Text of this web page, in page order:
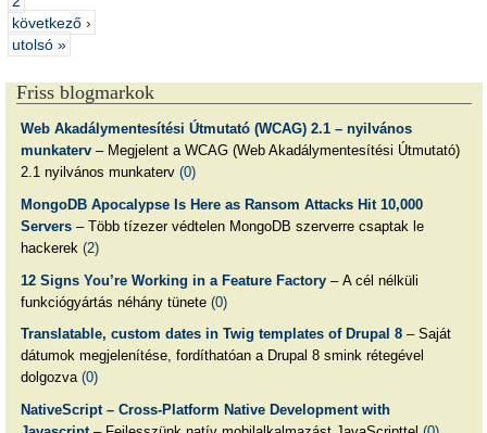
következő ›
utolsó »
Friss blogmarkok
Web Akadálymentesítési Útmutató (WCAG) 2.1 – nyilvános
munkaterv– Megjelent a WCAG (Web Akadálymentesítési Útmutató)
2.1 nyilvános munkaterv (0)
MongoDB Apocalypse Is Here as Ransom Attacks Hit 10,000
Servers– Több tízezer védtelen MongoDB szerverre csaptak le
hackerek (2)
12 Signs You’re Working in a Feature Factory– A cél nélküli
funkciógyártás néhány tünete (0)
Translatable, custom dates in Twig templates of Drupal 8– Saját
dátumok megjelenítése, fordíthatóan a Drupal 8 smink rétegével
dolgozva (0)
NativeScript – Cross-Platform Native Development with